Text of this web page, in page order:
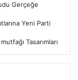
Gerçeğe
Yeni Parti
Tasarımları